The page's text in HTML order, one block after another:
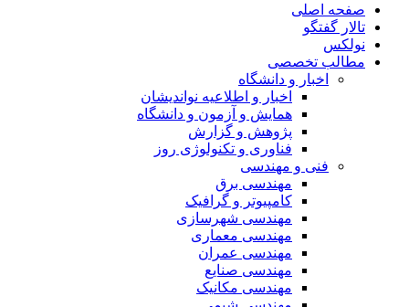
صفحه اصلی
تالار گفتگو
نولکس
مطالب تخصصی
اخبار و دانشگاه
اخبار و اطلاعیه نواندیشان
همایش و آزمون و دانشگاه
پژوهش و گزارش
فناوری و تکنولوژی روز
فنی و مهندسی
مهندسی برق
کامپیوتر و گرافیک
مهندسی شهرسازی
مهندسی معماری
مهندسی عمران
مهندسی صنایع
مهندسی مکانیک